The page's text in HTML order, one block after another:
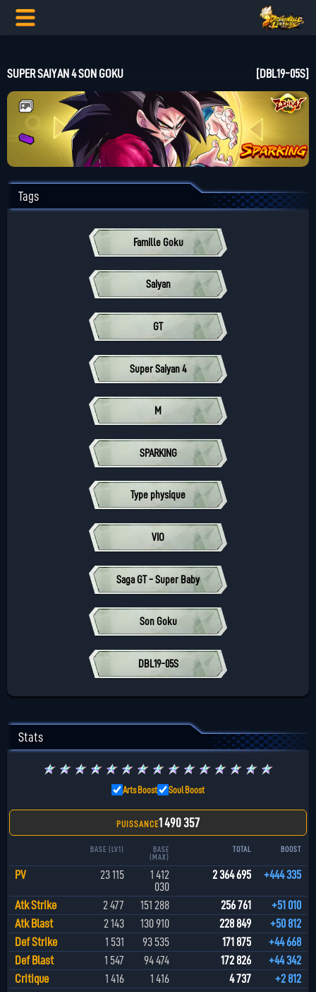
SUPER SAIYAN 4 SON GOKU [DBL19-05S]
Tags
Famille Goku
Saiyan
GT
Super Saiyan 4
M
SPARKING
Type physique
VIO
Saga GT - Super Baby
Son Goku
DBL19-05S
Stats
★ ★ ★ ★ ★ ★ ★ ★ ★ ★ ★ ★ ★ ★ ★
Arts Boost Soul Boost
PUISSANCE1 490 357
BASE (LV1)
BASE
(MAX)
TOTAL BOOST
PV 23 115
1 412
030
2 364 695 +444 335
Atk Strike 2 477 151 288 256 761
+51 010
Atk Blast
2 143 130 910 228 849
+50 812
Def Strike
1 531 93 535 171 875
+44 668
Def Blast
1 547 94 474 172 826
+44 342
Critique
1 416 1 416 4 737 +2 812